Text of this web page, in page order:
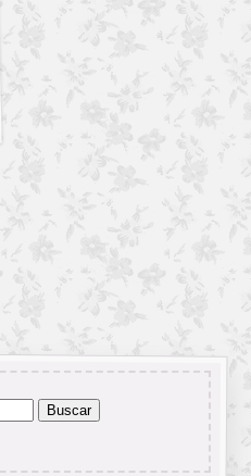
Buscar